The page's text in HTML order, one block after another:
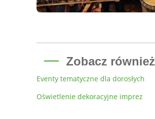
Zobacz również
Eventy tematyczne dla dorosłych
Oświetlenie dekoracyjne imprez